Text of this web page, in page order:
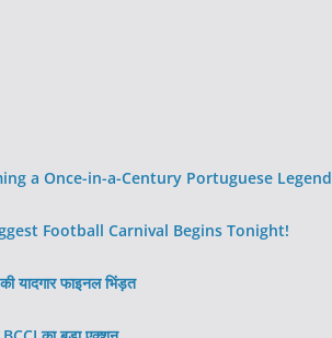
a Once-in-a-Century Portuguese Legend
Football Carnival Begins Tonight!
यादगार फाइनल भिंड़त